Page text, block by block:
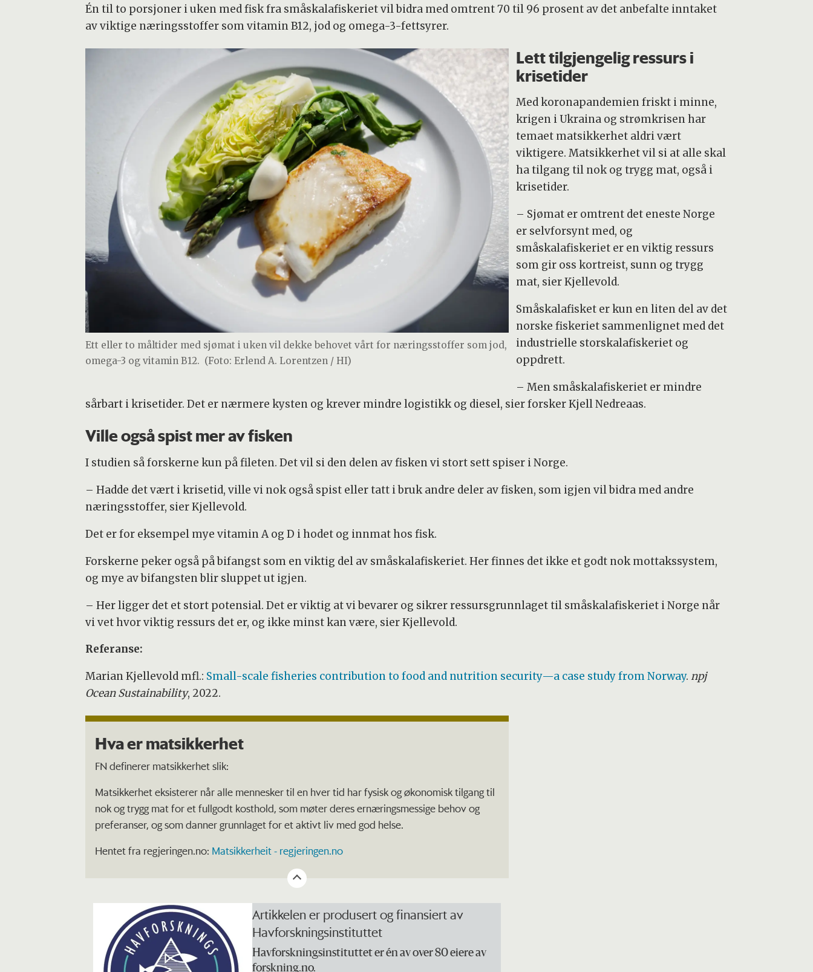
Én til to porsjoner i uken med fisk fra småskalafiskeriet vil bidra med omtrent 70 til 96 prosent av det anbefalte inntaket
av viktige næringsstoffer som vitamin B12, jod og omega-3-fettsyrer.
Ett eller to måltider med sjømat i uken vil dekke behovet vårt for næringsstoffer som jod,
omega-3 og vitamin B12. (Foto: Erlend A. Lorentzen / HI)
Lett tilgjengelig ressurs i
krisetider
Med koronapandemien friskt i minne,
krigen i Ukraina og strømkrisen har
temaet matsikkerhet aldri vært
viktigere. Matsikkerhet vil si at alle skal
ha tilgang til nok og trygg mat, også i
krisetider.
– Sjømat er omtrent det eneste Norge
er selvforsynt med, og
småskalafiskeriet er en viktig ressurs
som gir oss kortreist, sunn og trygg
mat, sier Kjellevold.
Småskalafisket er kun en liten del av det
norske fiskeriet sammenlignet med det
industrielle storskalafiskeriet og
oppdrett.
– Men småskalafiskeriet er mindre
sårbart i krisetider. Det er nærmere kysten og krever mindre logistikk og diesel, sier forsker Kjell Nedreaas.
Ville også spist mer av fisken
I studien så forskerne kun på fileten. Det vil si den delen av fisken vi stort sett spiser i Norge.
– Hadde det vært i krisetid, ville vi nok også spist eller tatt i bruk andre deler av fisken, som igjen vil bidra med andre
næringsstoffer, sier Kjellevold.
Det er for eksempel mye vitamin A og D i hodet og innmat hos fisk.
Forskerne peker også på bifangst som en viktig del av småskalafiskeriet. Her finnes det ikke et godt nok mottakssystem,
og mye av bifangsten blir sluppet ut igjen.
– Her ligger det et stort potensial. Det er viktig at vi bevarer og sikrer ressursgrunnlaget til småskalafiskeriet i Norge når
vi vet hvor viktig ressurs det er, og ikke minst kan være, sier Kjellevold.
Referanse:
Marian Kjellevold mfl.: Small-scale fisheries contribution to food and nutrition security—a case study from Norway. npj
Ocean Sustainability, 2022.
Hva er matsikkerhet
FN definerer matsikkerhet slik:
Matsikkerhet eksisterer når alle mennesker til en hver tid har fysisk og økonomisk tilgang til
nok og trygg mat for et fullgodt kosthold, som møter deres ernæringsmessige behov og
preferanser, og som danner grunnlaget for et aktivt liv med god helse.
Hentet fra regjeringen.no: Matsikkerheit - regjeringen.no
Artikkelen er produsert og finansiert av
Havforskningsinstituttet
Havforskningsinstituttet er én av over 80 eiere av
forskning.no.